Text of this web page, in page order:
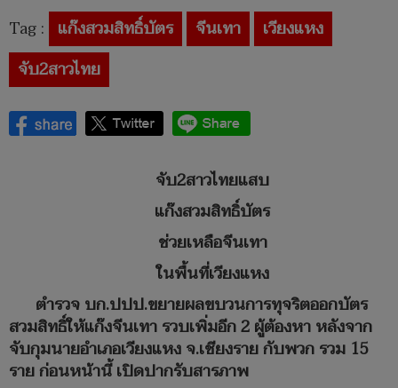
Tag : แก๊งสวมสิทธิ์บัตร จีนเทา
เวียงแหง
จับ2สาวไทย
จับ2สาวไทยแสบ
แก๊งสวมสิทธิ์บัตร
ช่วยเหลือจีนเทา
ในพื้นที่เวียงแหง
ตำรวจ บก.ปปป.ขยายผลขบวนการทุจริตออกบัตร
สวมสิทธิ์ให้แก๊งจีนเทา รวบเพิ่มอีก2ผู้ต้องหา หลังจาก
จับกุมนายอำเภอเวียงแหง จ.เชียงราย กับพวก รวม 15
ราย ก่อนหน้านี้ เปิดปากรับสารภาพ